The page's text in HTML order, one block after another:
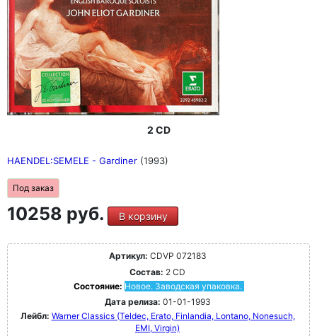
2 CD
HAENDEL:SEMELE - Gardiner (1993)
Под заказ
10258 руб. В корзину
Артикул: CDVP 072183
Состав: 2 CD
Состояние: Новое. Заводская упаковка.
Дата релиза: 01-01-1993
Лейбл: Warner Classics (Teldec, Erato, Finlandia, Lontano, Nonesuch,
EMI, Virgin)